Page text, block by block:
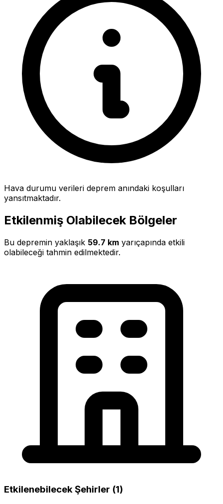
Hava durumu verileri deprem anındaki koşulları
yansıtmaktadır.
Etkilenmiş Olabilecek Bölgeler
Bu depremin yaklaşık 59.7 km yarıçapında etkili
olabileceği tahmin edilmektedir.
Etkilenebilecek Şehirler (1)